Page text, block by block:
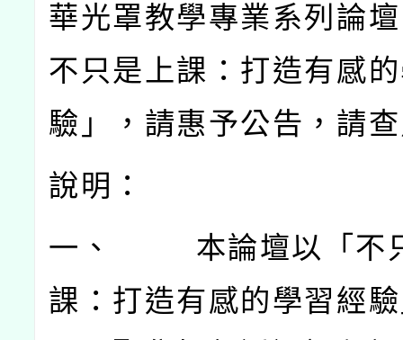
華光罩教學專業系列論
不只是上課：打造有感
驗」，請惠予公告，請
說明：
一、
本論壇以「不
課：打造有感的學習經